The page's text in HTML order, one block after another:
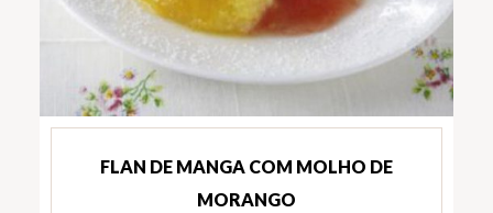
FLAN DE MANGA COM MOLHO DE
MORANGO